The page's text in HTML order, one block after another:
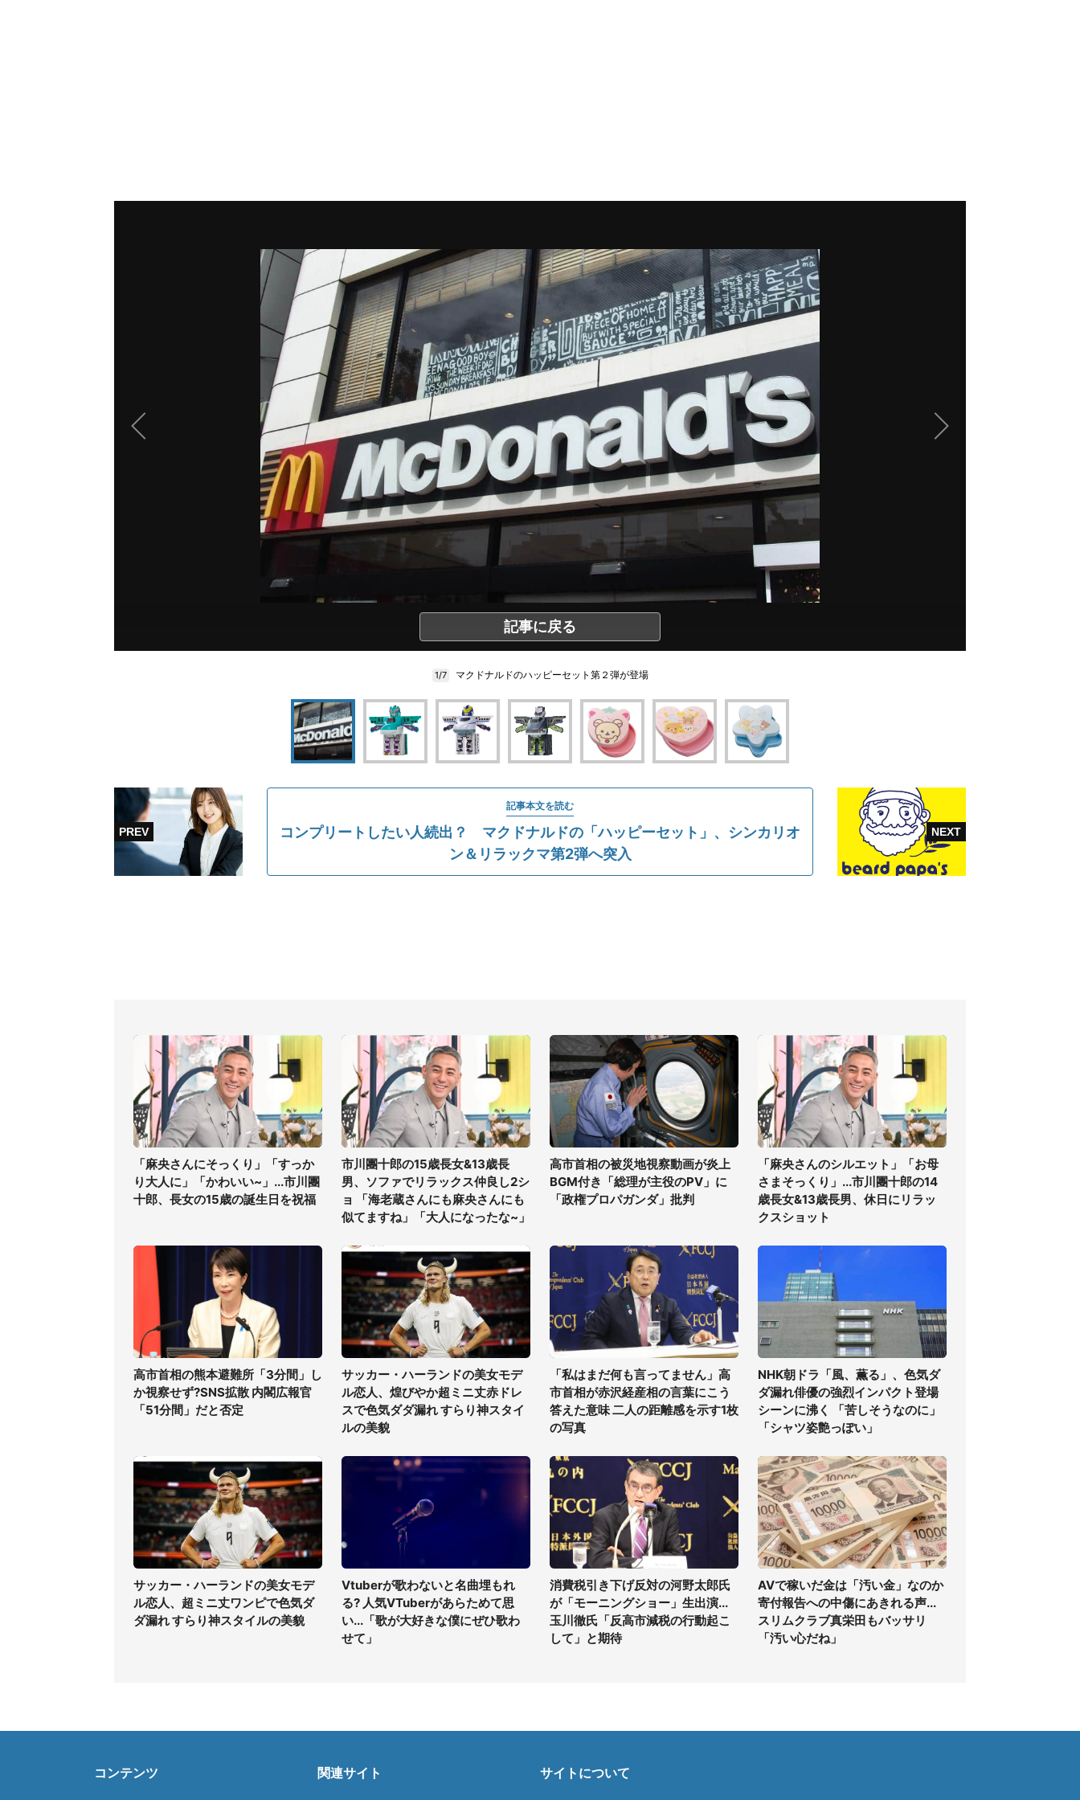
記事に戻る
1/7 マクドナルドのハッピーセット第２弾が登場
記事本文を読む
コンプリートしたい人続出？ マクドナルドの「ハッピーセット」、シンカリオ
ン＆リラックマ第2弾へ突入
「麻央さんにそっくり」「すっか
り大人に」「かわいい~」...市川團
十郎、長女の15歳の誕生日を祝福
市川團十郎の15歳長女&13歳長
男、ソファでリラックス仲良し2シ
ョ 「海老蔵さんにも麻央さんにも
似てますね」「大人になったな~」
高市首相の被災地視察動画が炎上
BGM付き「総理が主役のPV」に
「政権プロパガンダ」批判
「麻央さんのシルエット」「お母
さまそっくり」...市川團十郎の14
歳長女&13歳長男、休日にリラッ
クスショット
高市首相の熊本避難所「3分間」し
か視察せず?SNS拡散 内閣広報官
「51分間」だと否定
サッカー・ハーランドの美女モデ
ル恋人、煌びやか超ミニ丈赤ドレ
スで色気ダダ漏れ すらり神スタイ
ルの美貌
「私はまだ何も言ってません」高
市首相が赤沢経産相の言葉にこう
答えた意味 二人の距離感を示す1枚
の写真
NHK朝ドラ「風、薫る」、色気ダ
ダ漏れ俳優の強烈インパクト登場
シーンに沸く 「苦しそうなのに」
「シャツ姿艶っぽい」
サッカー・ハーランドの美女モデ
ル恋人、超ミニ丈ワンピで色気ダ
ダ漏れ すらり神スタイルの美貌
Vtuberが歌わないと名曲埋もれ
る? 人気VTuberがあらためて思
い...「歌が大好きな僕にぜひ歌わ
せて」
消費税引き下げ反対の河野太郎氏
が「モーニングショー」生出演...
玉川徹氏「反高市減税の行動起こ
して」と期待
AVで稼いだ金は「汚い金」なのか
寄付報告への中傷にあきれる声...
スリムクラブ真栄田もバッサリ
「汚い心だね」
コンテンツ 関連サイト サイトについて